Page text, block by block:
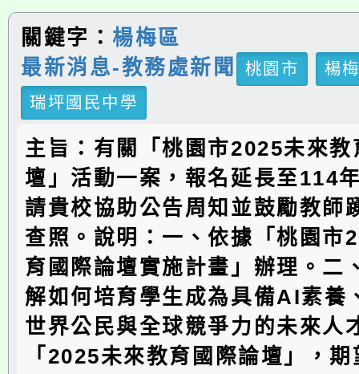
關鍵字： 楊梅區
最新消息-教務處新聞
桃園市
楊
瑞坪國民中學
主旨：有關「桃園市2025未來教
壇」活動一案，報名延長至114
請貴校協助公告周知並鼓勵教師
查照。說明：一、依據「桃園市
育國際論壇實施計畫」辦理。二
解如何培育學生成為具備AI素養
世界公民與全球競爭力的未來人
「2025未來教育國際論壇」，